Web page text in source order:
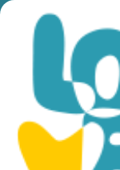
You are here: Home
ART CORAL